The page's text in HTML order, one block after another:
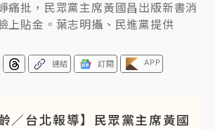
痛批，民眾黨主席黃國昌出版新書消
上貼金。葉志明攝、民進黨提供
連結 訂閱 APP
／台北報導】民眾黨主席黃國